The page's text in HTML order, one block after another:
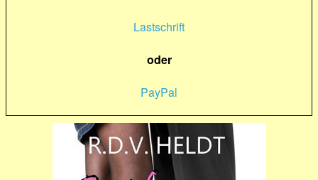
Lastschrift
oder
PayPal